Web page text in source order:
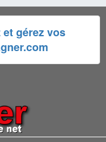
gérez vos